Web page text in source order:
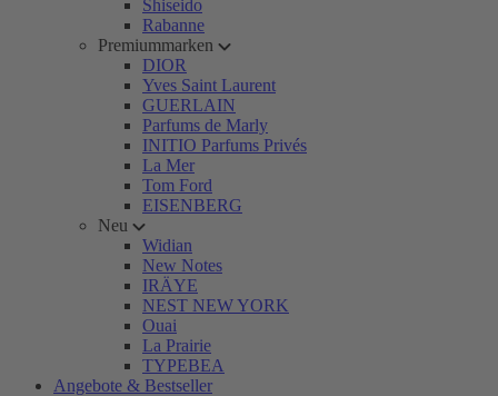
Shiseido
Rabanne
Premiummarken
DIOR
Yves Saint Laurent
GUERLAIN
Parfums de Marly
INITIO Parfums Privés
La Mer
Tom Ford
EISENBERG
Neu
Widian
New Notes
IRÄYE
NEST NEW YORK
Ouai
La Prairie
TYPEBEA
Angebote & Bestseller